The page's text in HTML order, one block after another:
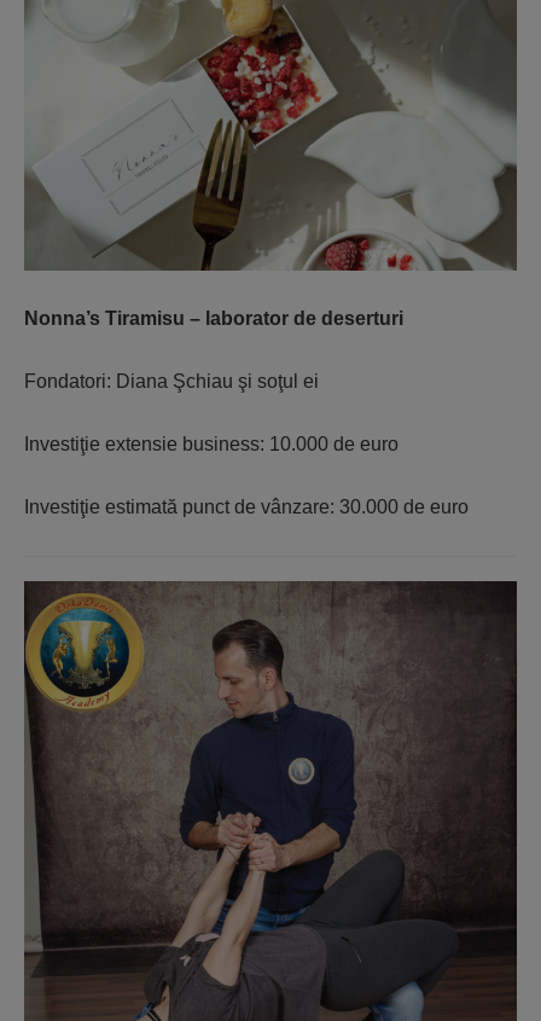
Nonna’s Tiramisu – laborator de deserturi
Fondatori: Diana Şchiau şi soţul ei
Investiţie extensie business: 10.000 de euro
Investiţie estimată punct de vânzare: 30.000 de euro